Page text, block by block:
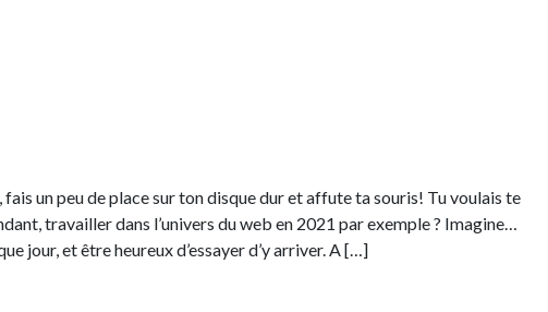
un peu de place sur ton disque dur et affute ta souris! Tu voulais te
travailler dans l’univers du web en 2021 par exemple ? Imagine…
jour, et être heureux d’essayer d’y arriver. A […]